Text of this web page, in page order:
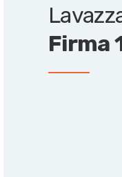
Firma